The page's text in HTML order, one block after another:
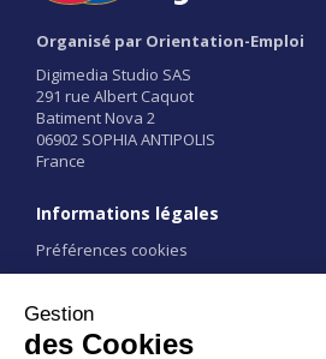
Niveaux de diplôme
Diplômes d'université ou
Organisé par Orientation-Emploi
Digimedia Studio SAS
291 rue Albert Caquot
Batiment Nova 2
06902 SOPHIA ANTIPOLIS
France
Informations légales
Préférences cookies
CGU